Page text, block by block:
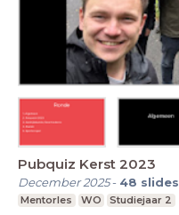
Pubquiz Kerst 2023
December 2025- 48 slides
Mentorles WO Studiejaar 2